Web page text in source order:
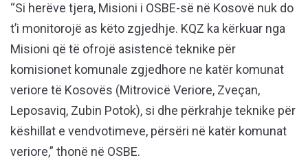
“Si herëve tjera, Misioni i OSBE-së në Kosovë nuk do
t’i monitorojë as këto zgjedhje. KQZ ka kërkuar nga
Misioni që të ofrojë asistencë teknike për
komisionet komunale zgjedhore ne katër komunat
veriore të Kosovës (Mitrovicë Veriore, Zveçan,
Leposaviq, Zubin Potok), si dhe përkrahje teknike për
këshillat e vendvotimeve, përsëri në katër komunat
veriore,” thonë në OSBE.